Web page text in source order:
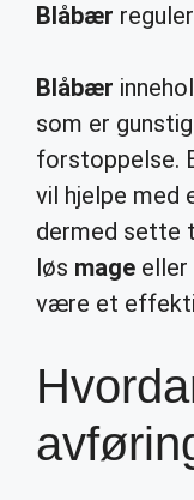
Blåbær
Blåbær
som er
forstoppelse.
vil hjelpe med
dermed sette
løs mage eller
være et